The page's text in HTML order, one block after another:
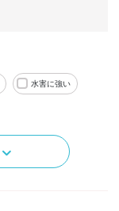
水害に強い